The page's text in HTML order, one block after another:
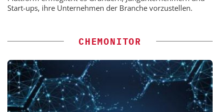
Start-ups, ihre Unternehmen der Branche vorzustellen.
CHEMONITOR